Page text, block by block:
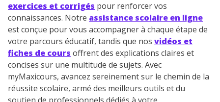
exercices et corrigés pour renforcer vos
connaissances. Notre assistance scolaire en ligne
est conçue pour vous accompagner à chaque étape de
votre parcours éducatif, tandis que nos vidéos et
fiches de cours offrent des explications claires et
concises sur une multitude de sujets. Avec
myMaxicours, avancez sereinement sur le chemin de la
réussite scolaire, armé des meilleurs outils et du